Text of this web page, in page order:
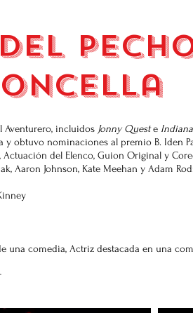
Aventurero, incluidos Jonny Quest e
obtuvo nominaciones al premio B. Iden
del Elenco, Guion Original y
Aaron Johnson, Kate Meehan y Adam
una comedia, Actriz destacada en una